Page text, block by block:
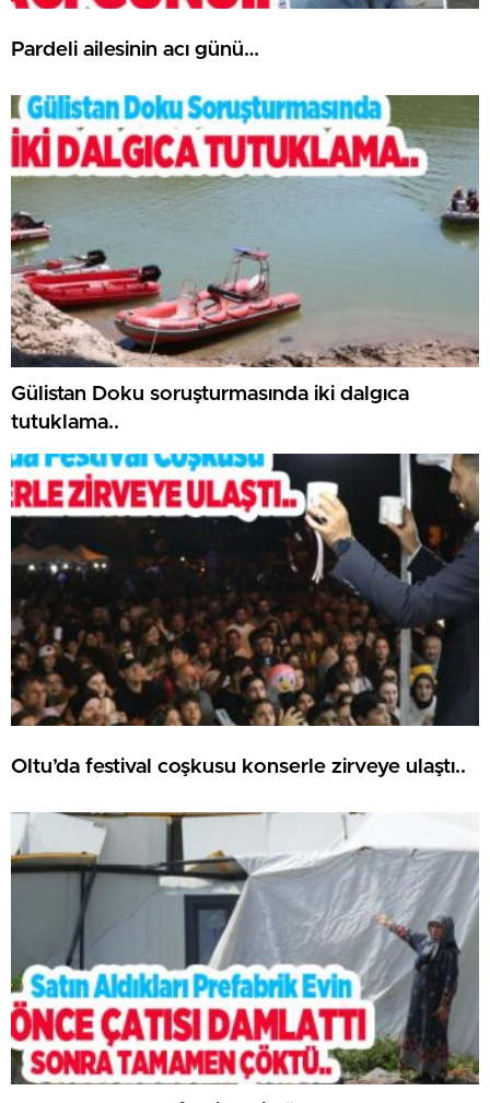
Pardeli ailesinin acı günü…
Gülistan Doku soruşturmasında iki dalgıca
tutuklama..
Oltu’da festival coşkusu konserle zirveye ulaştı..